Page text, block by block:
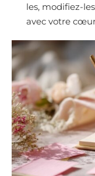
les, modifiez-
avec votre